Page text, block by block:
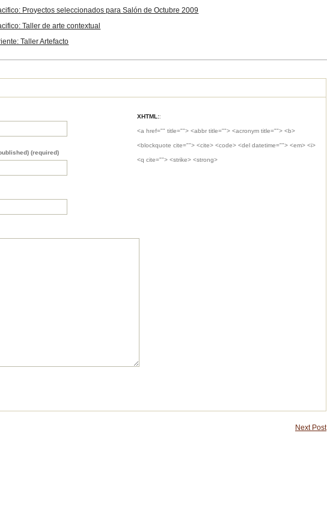
Proyectos seleccionados para Salón de Octubre 2009
Taller de arte contextual
Taller Artefacto
XHTML::
<a href="" title=""> <abbr title=""> <acronym title=""> <b>
<blockquote cite=""> <cite> <code> <del datetime=""> <em> <i>
<q cite=""> <strike> <strong>
(required)
Next Post